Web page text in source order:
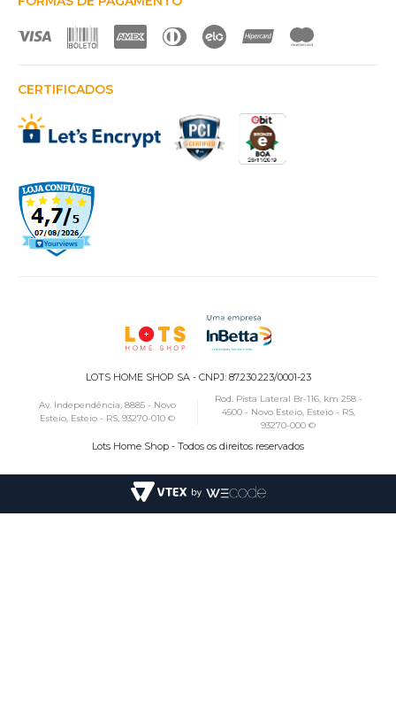
CERTIFICADOS
LOTS HOME SHOP SA - CNPJ: 87.230.223/0001-23
Av. Independência, 8885 - Novo
Esteio, Esteio - RS, 93270-010 ©
Rod. Pista Lateral Br-116, km 258 -
4500 - Novo Esteio, Esteio - RS,
93270-000 ©
Lots Home Shop - Todos os direitos reservados